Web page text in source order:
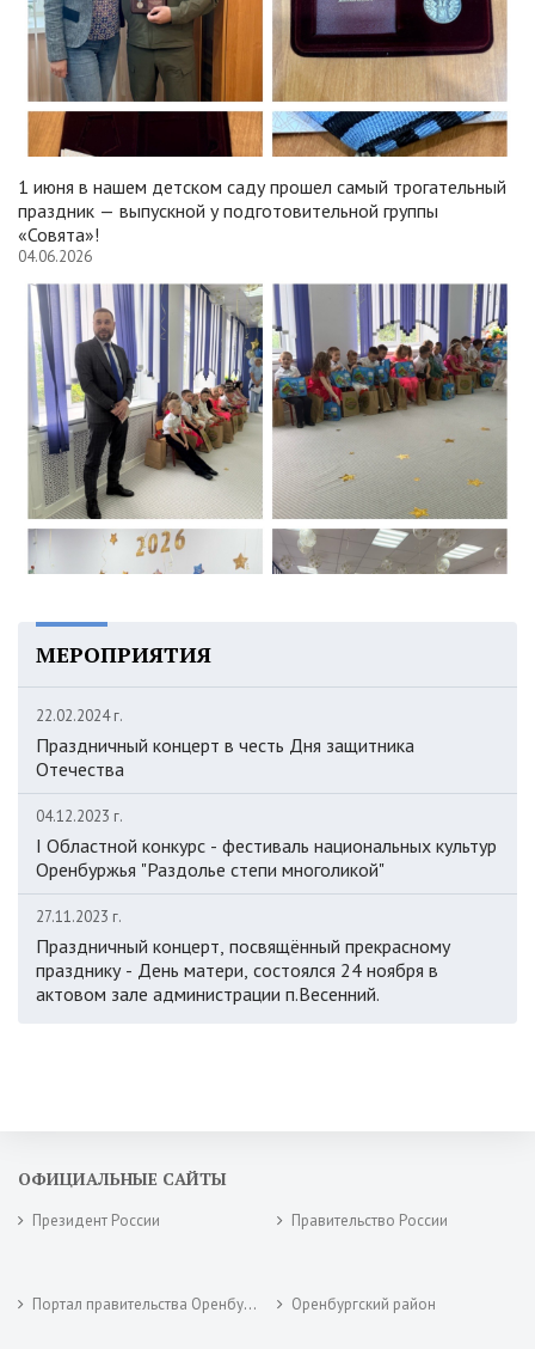
1 июня в нашем детском саду прошел самый трогательный
праздник — выпускной у подготовительной группы
«Совята»!
04.06.2026
МЕРОПРИЯТИЯ
22.02.2024 г.
Праздничный концерт в честь Дня защитника
Отечества
04.12.2023 г.
I Областной конкурс - фестиваль национальных культур
Оренбуржья "Раздолье степи многоликой"
27.11.2023 г.
Праздничный концерт, посвящённый прекрасному
празднику - День матери, состоялся 24 ноября в
актовом зале администрации п.Весенний.
ОФИЦИАЛЬНЫЕ САЙТЫ
Президент России Правительство России
Портал правительства Оренбургской области Оренбургский район